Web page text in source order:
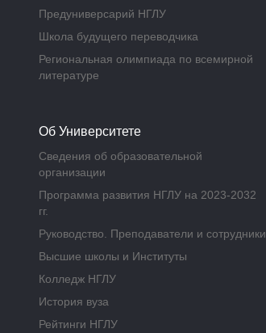
Предуниверсарий НГЛУ
Школа будущего переводчика
Региональная олимпиада по всемирной
литературе
Об Университете
Сведения об образовательной
организации
Программа развития НГЛУ на 2023-2032
гг.
Руководство. Преподаватели и сотрудники
Высшие школы и Институты
Колледж НГЛУ
История вуза
Рейтинги НГЛУ